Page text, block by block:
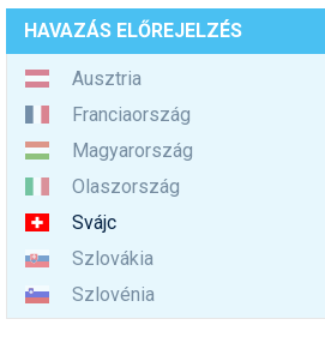
HAVAZÁS ELŐREJELZÉS
Ausztria
Franciaország
Magyarország
Olaszország
Svájc
Szlovákia
Szlovénia